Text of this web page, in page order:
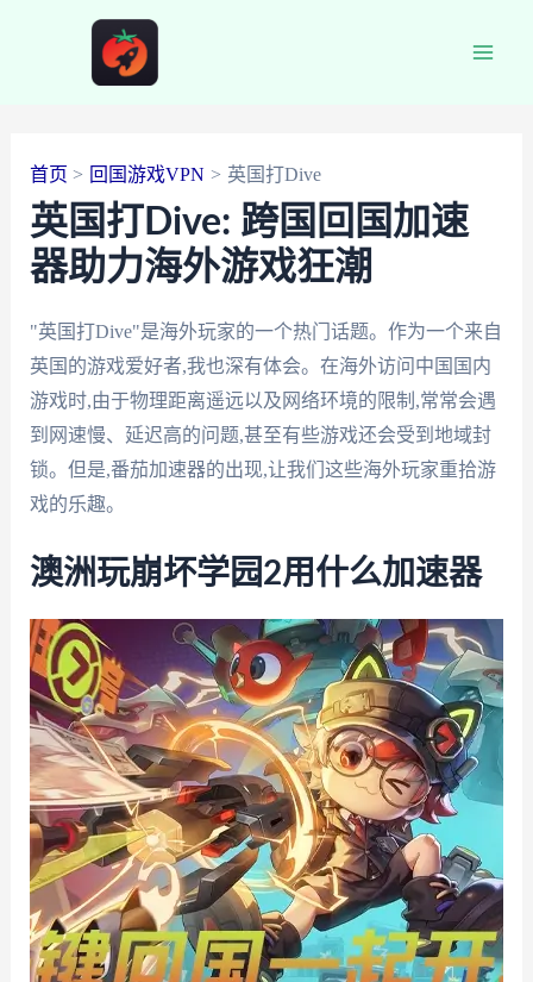
首页 回国游戏VPN 英国打Dive
英国打Dive: 跨国回国加速
器助力海外游戏狂潮
"英国打Dive"是海外玩家的一个热门话题。作为一个来自
英国的游戏爱好者,我也深有体会。在海外访问中国国内
游戏时,由于物理距离遥远以及网络环境的限制,常常会遇
到网速慢、延迟高的问题,甚至有些游戏还会受到地域封
锁。但是,番茄加速器的出现,让我们这些海外玩家重拾游
戏的乐趣。
澳洲玩崩坏学园2用什么加速器